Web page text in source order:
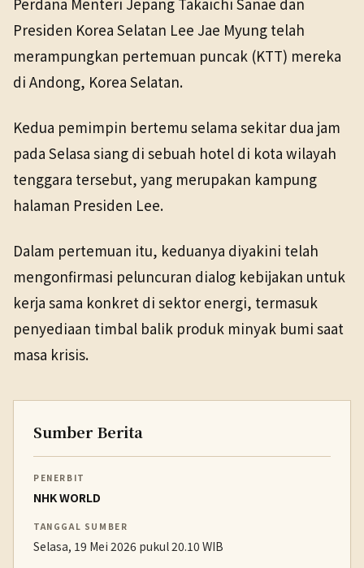
19 Mei 2026
TANGGAL SUMBER
19 Mei 2026
Presiden Korea Selatan Lee Jae Myung telah
merampungkan pertemuan puncak (KTT) mereka
di Andong, Korea Selatan.
Kedua pemimpin bertemu selama sekitar dua jam
pada Selasa siang di sebuah hotel di kota wilayah
tenggara tersebut, yang merupakan kampung
halaman Presiden Lee.
Dalam pertemuan itu, keduanya diyakini telah
mengonfirmasi peluncuran dialog kebijakan untuk
kerja sama konkret di sektor energi, termasuk
penyediaan timbal balik produk minyak bumi saat
masa krisis.
Sumber Berita
PENERBIT
NHK WORLD
TANGGAL SUMBER
Selasa, 19 Mei 2026 pukul 20.10 WIB